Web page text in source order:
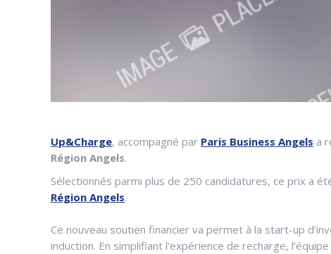
Up&Charge, accompagné par Paris Business Angels a
Région Angels.
Sélectionnés parmi plus de 250 candidatures, ce prix a
Région Angels.
Ce nouveau soutien financier va permet à la start-up
induction. En simplifiant l’expérience de recharge,